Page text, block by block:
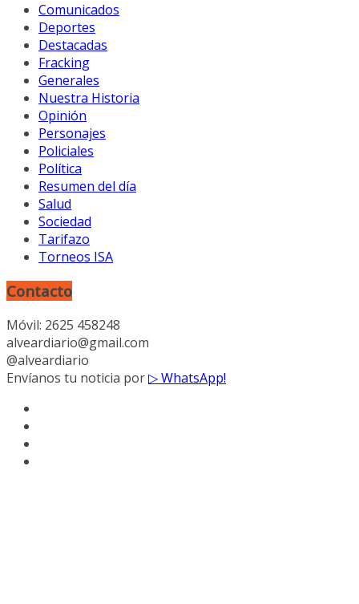
Comunicados
Deportes
Destacadas
Fracking
Generales
Nuestra Historia
Opinión
Personajes
Policiales
Política
Resumen del día
Salud
Sociedad
Tarifazo
Torneos ISA
Contacto
Móvil: 2625 458248
alveardiario@gmail.com
@alveardiario
Envíanos tu noticia por▷ WhatsApp!